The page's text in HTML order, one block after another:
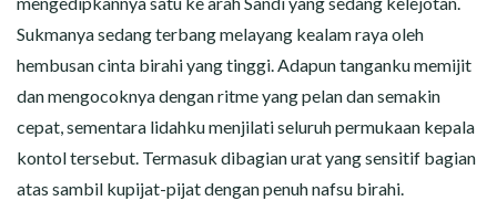
Sukmanya sedang terbang melayang kealam raya oleh
hembusan cinta birahi yang tinggi. Adapun tanganku memijit
dan mengocoknya dengan ritme yang pelan dan semakin
cepat, sementara lidahku menjilati seluruh permukaan kepala
kontol tersebut. Termasuk dibagian urat yang sensitif bagian
atas sambil kupijat-pijat dengan penuh nafsu birahi.